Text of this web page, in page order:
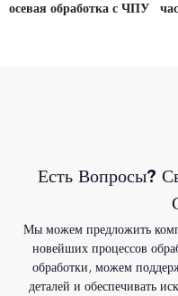
осевая обработка с ЧПУ
Есть Вопросы?
Мы можем предложить
новейших процессов
обработки, можем
деталей и обеспечивать